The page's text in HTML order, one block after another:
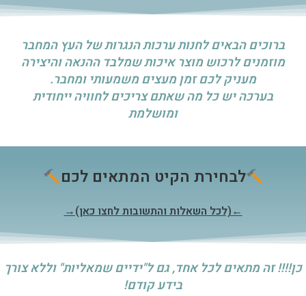
ברוכים הבאים לחנות ערכות הנגרות של העץ המחבר
מוזמנים לרכוש מוצר איכות שמלבד ההנאה והיצירה
מעניק לכם זמן מעצים משמעותי ומחבר.
בערכה יש כל מה שאתם צריכים לחוויה ייחודית
ומושלמת
לבחירת הקיט המתאים לכם
←(לכל השאלות והתשובות לחצו כאן)→
כן!!!! זה מתאים לכל אחד, גם ל"ידיים שמאליות" וללא צורך
בידע קודם!